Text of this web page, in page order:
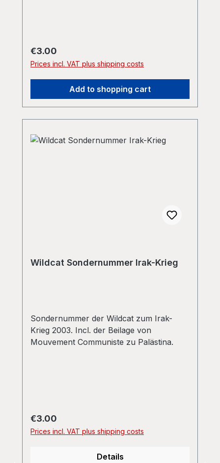
Regular price:
€3.00
Prices incl. VAT plus shipping costs
Add to shopping cart
Wildcat Sondernummer Irak-Krieg
Sondernummer der Wildcat zum Irak-
Krieg 2003. Incl. der Beilage von
Mouvement Communiste zu Palästina.
Regular price:
€3.00
Prices incl. VAT plus shipping costs
Details